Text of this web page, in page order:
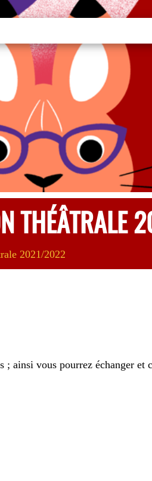
2021/2022
; ainsi vous pourrez échanger